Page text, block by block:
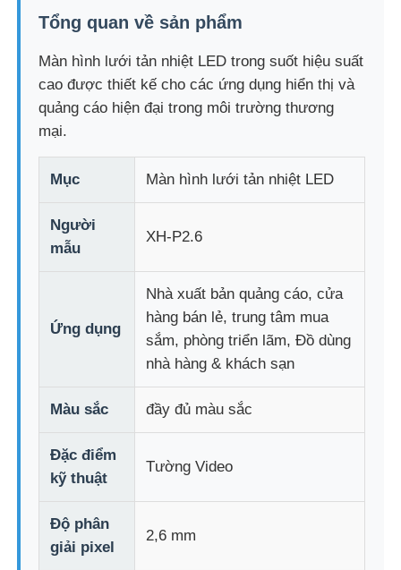
Các sản phẩm
Về Chúng Tôi
Kiểm soát chất lượng
Tin tức
Yêu cầu báo giá
Màn hình lưới LED
Hiển thị lưới LED
Tổng quan về sản phẩm
Màn hình lưới tản nhiệt LED trong suốt hiệu suất
cao được thiết kế cho các ứng dụng hiển thị và
quảng cáo hiện đại trong môi trường thương
mại.
Mục Màn hình lưới tản nhiệt LED
Người
mẫu
XH-P2.6
Ứng dụng
Nhà xuất bản quảng cáo, cửa
hàng bán lẻ, trung tâm mua
sắm, phòng triển lãm, Đồ dùng
nhà hàng & khách sạn
Màu sắc đầy đủ màu sắc
Đặc điểm
kỹ thuật
Tường Video
Độ phân
giải pixel
2,6 mm